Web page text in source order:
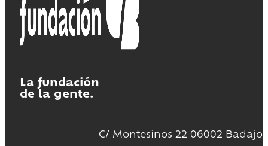
La fundación
de la gente.
C/ Montesinos 22 06002 Badajoz